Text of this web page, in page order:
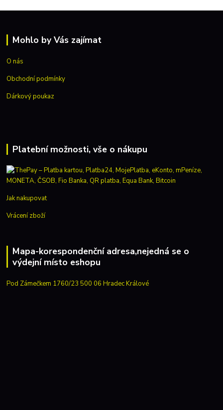
Mohlo by Vás zajímat
O nás
Obchodní podmínky
Dárkový poukaz
Platební možnosti, vše o nákupu
Jak nakupovat
Vrácení zboží
Mapa-korespondenční adresa,nejedná se o
výdejní místo eshopu
Pod Zámečkem 1760/23 500 06 Hradec Králové